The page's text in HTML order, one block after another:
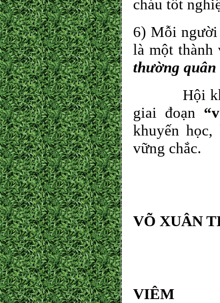
cháu tốt
6) Mỗi người
là một
thường quân
Hội
giai đoạn
khuyến
vững chắc.
VÕ
VIÊM